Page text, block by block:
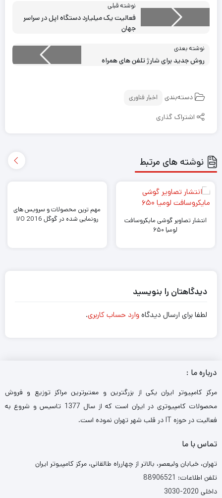
نوشته قبلی
فعالیت یک میلیارد دستگاه اپل در سراسر
جهان
نوشته بعدی
روش جدید برای شارژ تلفن های همراه
دسته‌بندی اخبار فناوری
اشتراک گذاری
نوشته های مرتبط
انتشار تصاویر گوشی مایکروسافت
لومیا ۶۵۰
مهم ترین محصولات و سرویس های
رونمایی شده در گوگل I/O 2016
دیدگاهتان را بنویسید
لطفا برای ارسال دیدگاهوارد حساب کاربری.
درباره ما :
مرکز کامپیوتر ایران یکی از بزرگترین و معتبرترین مراکز توزیع و فروش
محصولات کامپیوتری در ایران است که از سال 1377 تاسیس و شروع به
فعالیت در حوزه IT در قلب شهر تهران نموده است.
تماس با ما
تهران، خیابان ولیعصر، بالاتر از چهارراه طالقانی، مرکز کامپیوتر ایران
تلفن اطلاعات: 88906521
داخلی 2020-3030